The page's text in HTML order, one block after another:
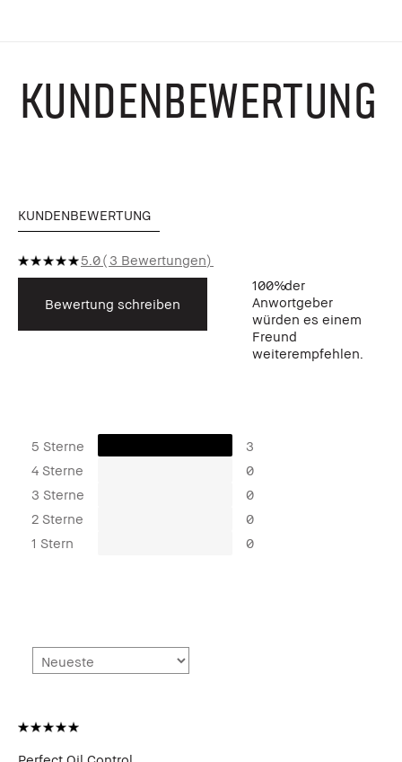
KUNDENBEWERTUNG
KUNDENBEWERTUNG
5.0 3 Bewertungen
Bewertung schreiben
100%der
Anwortgeber
würden es einem
Freund
weiterempfehlen.
5 Sterne
3
4 Sterne
0
3 Sterne
0
2 Sterne
0
1 Stern
0